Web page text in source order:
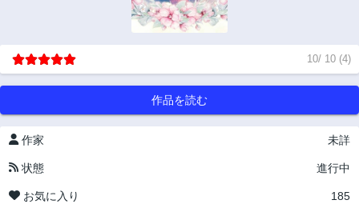
10/ 10 (4)
作品を読む
作家 未詳
状態 進行中
お気に入り 185